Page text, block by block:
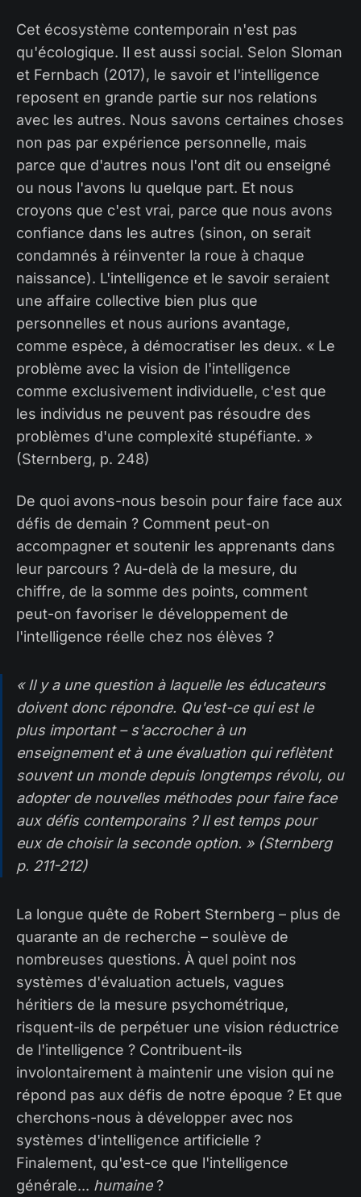
Cet écosystème contemporain n'est pas
qu'écologique. Il est aussi social. Selon Sloman
et Fernbach (2017), le savoir et l'intelligence
reposent en grande partie sur nos relations
avec les autres. Nous savons certaines choses
non pas par expérience personnelle, mais
parce que d'autres nous l'ont dit ou enseigné
ou nous l'avons lu quelque part. Et nous
croyons que c'est vrai, parce que nous avons
confiance dans les autres (sinon, on serait
condamnés à réinventer la roue à chaque
naissance). L'intelligence et le savoir seraient
une affaire collective bien plus que
personnelles et nous aurions avantage,
comme espèce, à démocratiser les deux. « Le
problème avec la vision de l'intelligence
comme exclusivement individuelle, c'est que
les individus ne peuvent pas résoudre des
problèmes d'une complexité stupéfiante. »
(Sternberg, p. 248)
De quoi avons-nous besoin pour faire face aux
défis de demain ? Comment peut-on
accompagner et soutenir les apprenants dans
leur parcours ? Au-delà de la mesure, du
chiffre, de la somme des points, comment
peut-on favoriser le développement de
l'intelligence réelle chez nos élèves ?
« Il y a une question à laquelle les éducateurs
doivent donc répondre. Qu'est-ce qui est le
plus important – s'accrocher à un
enseignement et à une évaluation qui reflètent
souvent un monde depuis longtemps révolu, ou
adopter de nouvelles méthodes pour faire face
aux défis contemporains ? Il est temps pour
eux de choisir la seconde option. » (Sternberg
p. 211-212)
La longue quête de Robert Sternberg – plus de
quarante an de recherche – soulève de
nombreuses questions. À quel point nos
systèmes d'évaluation actuels, vagues
héritiers de la mesure psychométrique,
risquent-ils de perpétuer une vision réductrice
de l'intelligence ? Contribuent-ils
involontairement à maintenir une vision qui ne
répond pas aux défis de notre époque ? Et que
cherchons-nous à développer avec nos
systèmes d'intelligence artificielle ?
Finalement, qu'est-ce que l'intelligence
générale... humaine?